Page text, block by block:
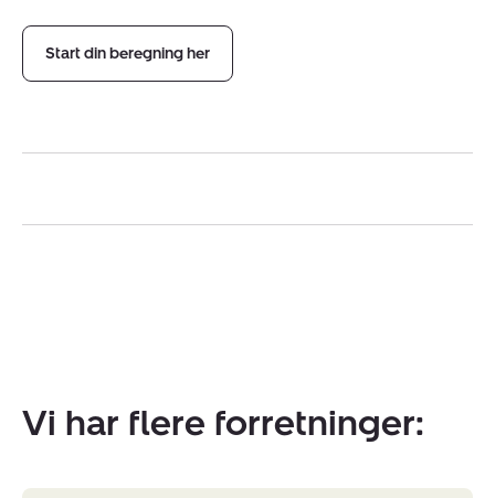
Start din beregning her
Vi har flere forretninger: